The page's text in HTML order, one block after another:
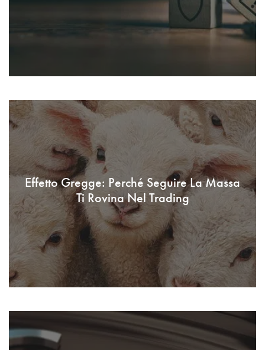
Effetto Gregge: Perché Seguire La Massa
Ti Rovina Nel Trading